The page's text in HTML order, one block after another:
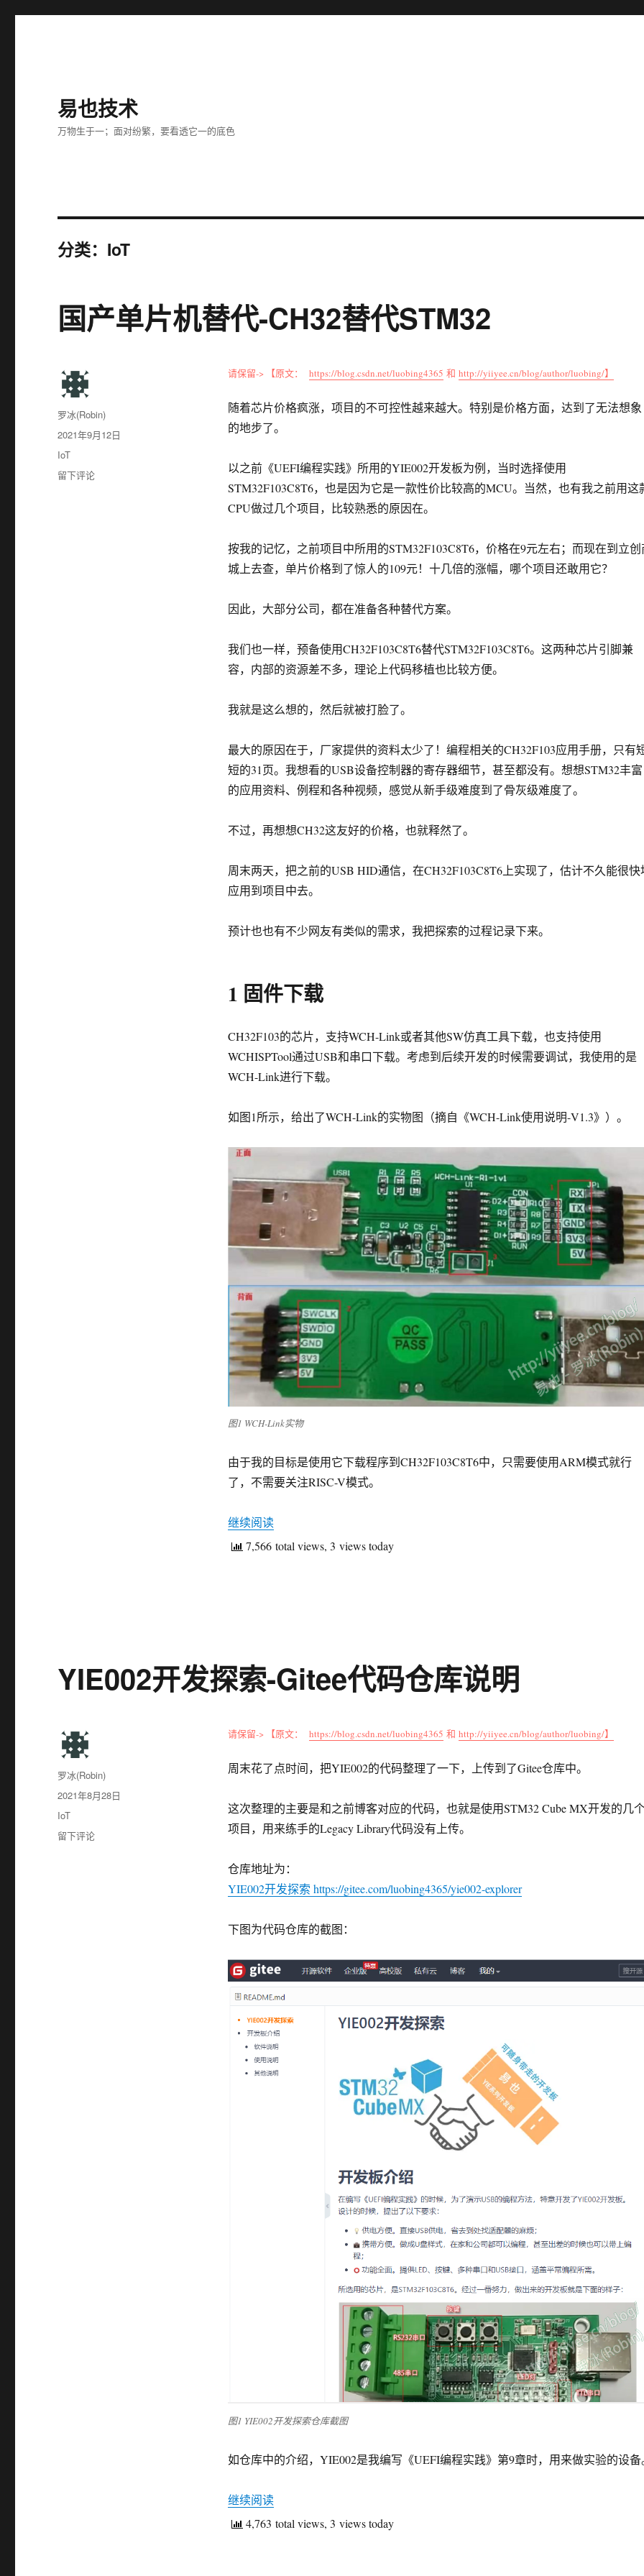
易也技术
万物生于一；面对纷繁，要看透它一的底色
分类：IoT
国产单片机替代-CH32替代STM32
请保留-> 【原文： https://blog.csdn.net/luobing4365 和 http://yiiyee.cn/blog/author/luobing/】
随着芯片价格疯涨，项目的不可控性越来越大。特别是价格方面，达到了无法想象
的地步了。
以之前《UEFI编程实践》所用的YIE002开发板为例，当时选择使用
STM32F103C8T6，也是因为它是一款性价比较高的MCU。当然，也有我之前用这
CPU做过几个项目，比较熟悉的原因在。
按我的记忆，之前项目中所用的STM32F103C8T6，价格在9元左右；而现在到立创
城上去查，单片价格到了惊人的109元！十几倍的涨幅，哪个项目还敢用它？
因此，大部分公司，都在准备各种替代方案。
我们也一样，预备使用CH32F103C8T6替代STM32F103C8T6。这两种芯片引脚兼
容，内部的资源差不多，理论上代码移植也比较方便。
我就是这么想的，然后就被打脸了。
最大的原因在于，厂家提供的资料太少了！编程相关的CH32F103应用手册，只有
短的31页。我想看的USB设备控制器的寄存器细节，甚至都没有。想想STM32丰富
的应用资料、例程和各种视频，感觉从新手级难度到了骨灰级难度了。
不过，再想想CH32这友好的价格，也就释然了。
周末两天，把之前的USB HID通信，在CH32F103C8T6上实现了，估计不久能很快
应用到项目中去。
预计也也有不少网友有类似的需求，我把探索的过程记录下来。
1 固件下载
CH32F103的芯片，支持WCH-Link或者其他SW仿真工具下载，也支持使用
WCHISPTool通过USB和串口下载。考虑到后续开发的时候需要调试，我使用的是
WCH-Link进行下载。
如图1所示，给出了WCH-Link的实物图（摘自《WCH-Link使用说明-V1.3》）。
图1 WCH-Link实物
由于我的目标是使用它下载程序到CH32F103C8T6中，只需要使用ARM模式就行
了，不需要关注RISC-V模式。
继续阅读“国产单片机替代-CH32替代STM32”
7,566 total views, 3 views today
作
者
罗冰(Robin)
发
布
2021年9月12日
分
类
IoT
于
留下评论
YIE002开发探索-Gitee代码仓库说明
请保留-> 【原文： https://blog.csdn.net/luobing4365 和 http://yiiyee.cn/blog/author/luobing/】
周末花了点时间，把YIE002的代码整理了一下，上传到了Gitee仓库中。
这次整理的主要是和之前博客对应的代码，也就是使用STM32 Cube MX开发的几
项目，用来练手的Legacy Library代码没有上传。
仓库地址为：
YIE002开发探索 https://gitee.com/luobing4365/yie002-explorer
下图为代码仓库的截图：
图1 YIE002开发探索仓库截图
如仓库中的介绍，YIE002是我编写《UEFI编程实践》第9章时，用来做实验的设备
继续阅读“YIE002开发探索-Gitee代码仓库说明”
4,763 total views, 3 views today
作
者
罗冰(Robin)
发
布
2021年8月28日
分
类
IoT
于
留下评论